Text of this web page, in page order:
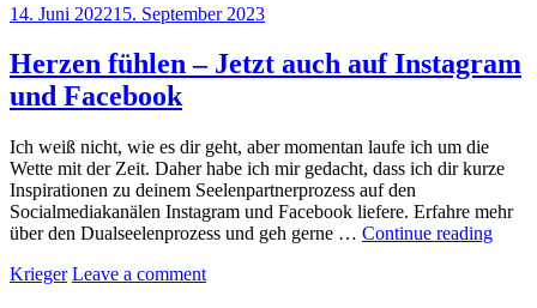
Posted
14. Juni 202215. September 2023
Herzen fühlen – Jetzt auch auf Instagram
und Facebook
Ich weiß nicht, wie es dir geht, aber momentan laufe ich um die
Wette mit der Zeit. Daher habe ich mir gedacht, dass ich dir kurze
Inspirationen zu deinem Seelenpartnerprozess auf den
Socialmediakanälen Instagram und Facebook liefere. Erfahre mehr
über den Dualseelenprozess und geh gerne … Continue reading
by
Krieger Leave a comment